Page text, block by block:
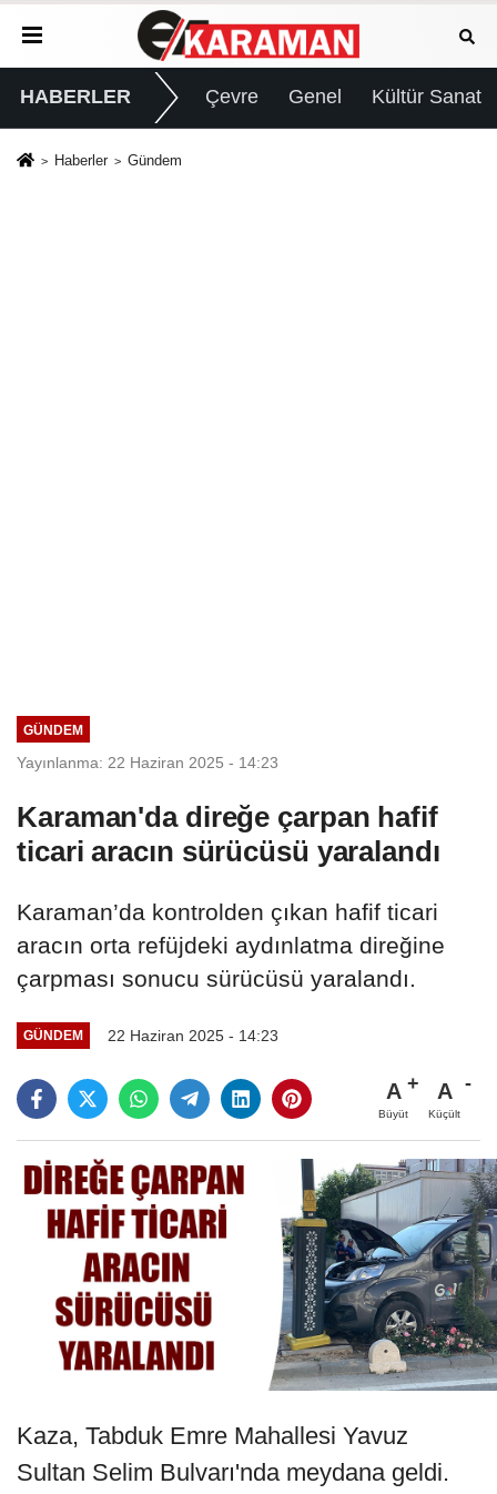
HABERLER Çevre Genel Kültür Sanat
Haberler Gündem
GÜNDEM
Yayınlanma: 22 Haziran 2025 - 14:23
Karaman'da direğe çarpan hafif
ticari aracın sürücüsü yaralandı
Karaman’da kontrolden çıkan hafif ticari
aracın orta refüjdeki aydınlatma direğine
çarpması sonucu sürücüsü yaralandı.
GÜNDEM 22 Haziran 2025 - 14:23
A
Büyüt
A
Küçült
Kaza, Tabduk Emre Mahallesi Yavuz
Sultan Selim Bulvarı'nda meydana geldi.